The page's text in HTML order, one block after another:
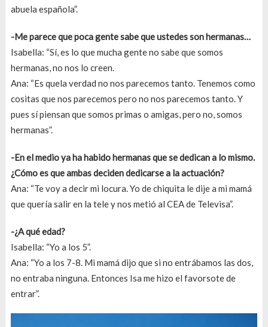
abuela española”.
-Me parece que poca gente sabe que ustedes son hermanas…
Isabella: “Sí, es lo que mucha gente no sabe que somos
hermanas, no nos lo creen.
Ana: “Es quela verdad no nos parecemos tanto. Tenemos como
cositas que nos parecemos pero no nos parecemos tanto. Y
pues sí piensan que somos primas o amigas, pero no, somos
hermanas”.
-En el medio ya ha habido hermanas que se dedican a lo mismo.
¿Cómo es que ambas deciden dedicarse a la actuación?
Ana: “Te voy a decir mi locura. Yo de chiquita le dije a mi mamá
que quería salir en la tele y nos metió al CEA de Televisa”.
-¿A qué edad?
Isabella: “Yo a los 5”.
Ana: “Yo a los 7-8. Mi mamá dijo que si no entrábamos las dos,
no entraba ninguna. Entonces Isa me hizo el favorsote de
entrar”.